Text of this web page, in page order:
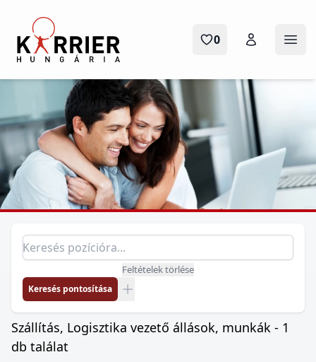
Karrier Hungária
0
Pozíció keresés
Feltételek törlése
Keresés pontosítása
Szállítás, Logisztika vezető állások, munkák - 1
db találat